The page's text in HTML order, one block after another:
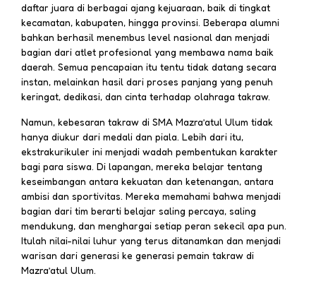
daftar juara di berbagai ajang kejuaraan, baik di tingkat
kecamatan, kabupaten, hingga provinsi. Beberapa alumni
bahkan berhasil menembus level nasional dan menjadi
bagian dari atlet profesional yang membawa nama baik
daerah. Semua pencapaian itu tentu tidak datang secara
instan, melainkan hasil dari proses panjang yang penuh
keringat, dedikasi, dan cinta terhadap olahraga takraw.
Namun, kebesaran takraw di SMA Mazra’atul Ulum tidak
hanya diukur dari medali dan piala. Lebih dari itu,
ekstrakurikuler ini menjadi wadah pembentukan karakter
bagi para siswa. Di lapangan, mereka belajar tentang
keseimbangan antara kekuatan dan ketenangan, antara
ambisi dan sportivitas. Mereka memahami bahwa menjadi
bagian dari tim berarti belajar saling percaya, saling
mendukung, dan menghargai setiap peran sekecil apa pun.
Itulah nilai-nilai luhur yang terus ditanamkan dan menjadi
warisan dari generasi ke generasi pemain takraw di
Mazra’atul Ulum.